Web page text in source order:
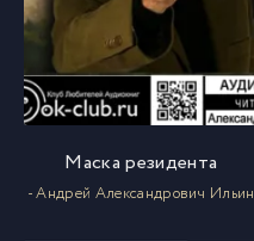
Маска резидента
- Андрей Александрович Ильин